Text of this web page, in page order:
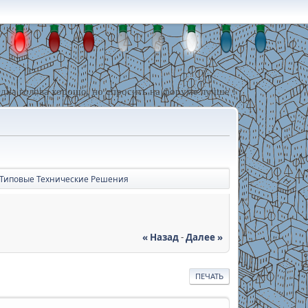
голова хорошо, но спросить на форуме лучше !
Технические Решения
« Назад-Далее »
ПЕЧАТЬ